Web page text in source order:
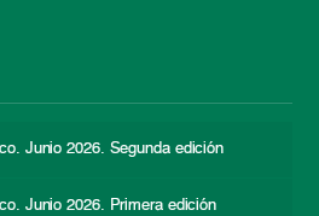
Junio 2026. Segunda edición
Junio 2026. Primera edición